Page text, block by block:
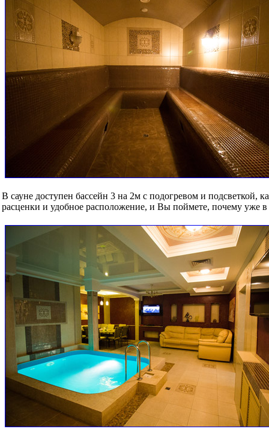
В сауне доступен бассейн 3 на 2м с подогревом и подсветкой,
расценки и удобное расположение, и Вы поймете, почему уже в